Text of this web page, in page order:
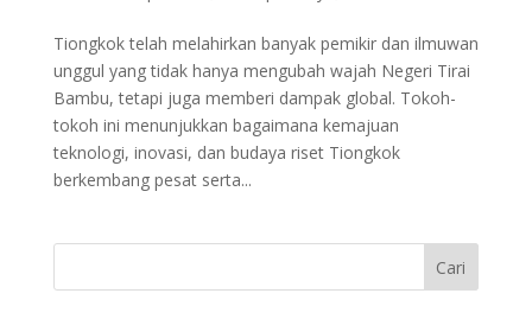
Tiongkok telah melahirkan banyak pemikir dan ilmuwan
unggul yang tidak hanya mengubah wajah Negeri Tirai
Bambu, tetapi juga memberi dampak global. Tokoh-
tokoh ini menunjukkan bagaimana kemajuan
teknologi, inovasi, dan budaya riset Tiongkok
berkembang pesat serta...
Cari